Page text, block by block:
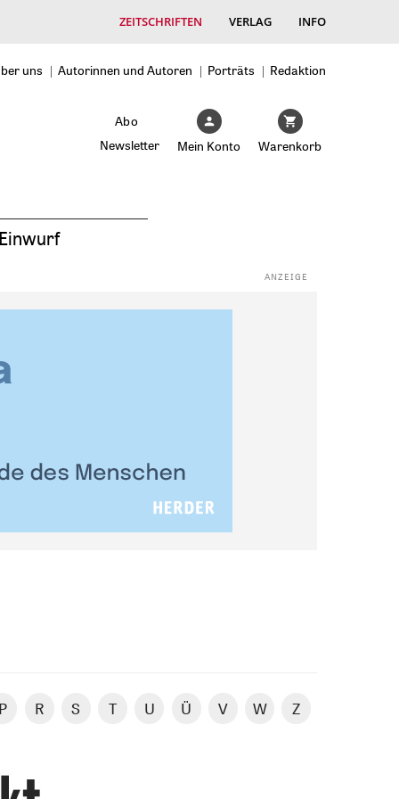
ZEITSCHRIFTEN VERLAG INFO
uns Autorinnen und Autoren Porträts Redaktion
Abo
Newsletter
Mein Konto Warenkorb
R S T U Ü V W Z